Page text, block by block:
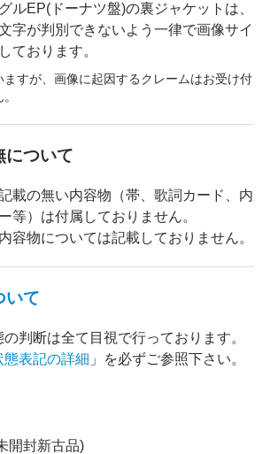
ルEP(ドーナツ盤)の裏ジャケットは、
字が判別できないよう一律で画像サイ
ております。
ますが、画像に起因するクレームはお受け付
について
載の無い内容物（帯、歌詞カード、内
等）は付属しておりません。
容物については記載しておりません。
いて
判断は全て目視で行っております。
態表記の詳細 」を必ずご参照下さい。
開封新古品)